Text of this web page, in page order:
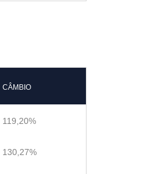
CÂMBIO
119,20%
130,27%